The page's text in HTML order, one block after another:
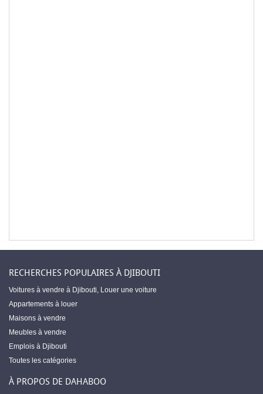
RECHERCHES POPULAIRES À DJIBOUTI
Voitures à vendre à Djibouti, Louer une voiture
Appartements à louer
Maisons à vendre
Meubles à vendre
Emplois à Djibouti
Toutes les catégories
À PROPOS DE DAHABOO